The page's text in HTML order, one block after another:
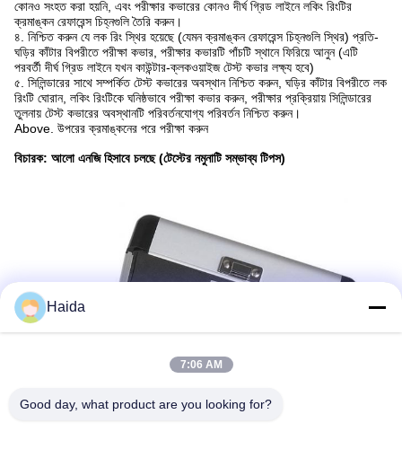
কোনও সংহত করা হয়নি, এবং পরীক্ষার কভারের কোনও দীর্ঘ গ্রিড লাইনে লকিং রিংটির
ক্রমাঙ্কন রেফারেন্স চিহ্নগুলি তৈরি করুন।
৪. নিশ্চিত করুন যে লক রিং স্থির হয়েছে (যেমন ক্রমাঙ্কন রেফারেন্স চিহ্নগুলি স্থির) প্রতি-
ঘড়ির কাঁটার বিপরীতে পরীক্ষা কভার, পরীক্ষার কভারটি পাঁচটি স্থানে ফিরিয়ে আনুন (এটি
পরবর্তী দীর্ঘ গ্রিড লাইনে যখন কাউন্টার-ক্লকওয়াইজ টেস্ট কভার লক্ষ্য হবে)
৫. সিলিন্ডারের সাথে সম্পর্কিত টেস্ট কভারের অবস্থান নিশ্চিত করুন, ঘড়ির কাঁটার বিপরীতে লক
রিংটি ঘোরান, লকিং রিংটিকে ঘনিষ্ঠভাবে পরীক্ষা কভার করুন, পরীক্ষার প্রক্রিয়ায় সিলিন্ডারের
তুলনায় টেস্ট কভারের অবস্থানটি পরিবর্তনযোগ্য পরিবর্তন নিশ্চিত করুন।
Above. উপরের ক্রমাঙ্কনের পরে পরীক্ষা করুন
বিচারক: আলো এনজি হিসাবে চলছে (টেস্টের নমুনাটি সম্ভাব্য টিপস)
Haida
7:06 AM
Good day, what product are you looking for?